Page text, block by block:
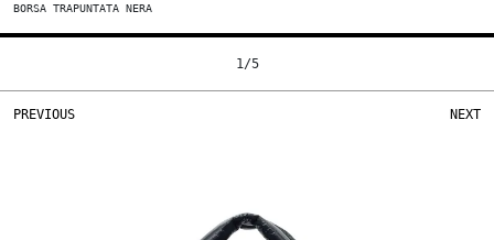
BORSA TRAPUNTATA NERA
PREVIOUS NEXT
1/5